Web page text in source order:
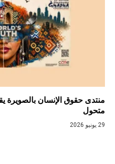
منتدى حقوق الإنسان بالصويرة
متحول
29 يونيو 2026